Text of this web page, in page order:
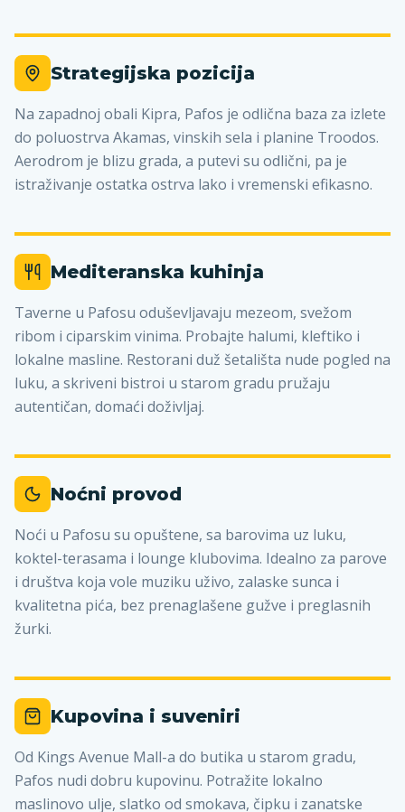
Strategijska pozicija
Na zapadnoj obali Kipra, Pafos je odlična baza za izlete
do poluostrva Akamas, vinskih sela i planine Troodos.
Aerodrom je blizu grada, a putevi su odlični, pa je
istraživanje ostatka ostrva lako i vremenski efikasno.
Mediteranska kuhinja
Taverne u Pafosu oduševljavaju mezeom, svežom
ribom i ciparskim vinima. Probajte halumi, kleftiko i
lokalne masline. Restorani duž šetališta nude pogled na
luku, a skriveni bistroi u starom gradu pružaju
autentičan, domaći doživljaj.
Noćni provod
Noći u Pafosu su opuštene, sa barovima uz luku,
koktel-terasama i lounge klubovima. Idealno za parove
i društva koja vole muziku uživo, zalaske sunca i
kvalitetna pića, bez prenaglašene gužve i preglasnih
žurki.
Kupovina i suveniri
Od Kings Avenue Mall-a do butika u starom gradu,
Pafos nudi dobru kupovinu. Potražite lokalno
maslinovo ulje, slatko od smokava, čipku i zanatske